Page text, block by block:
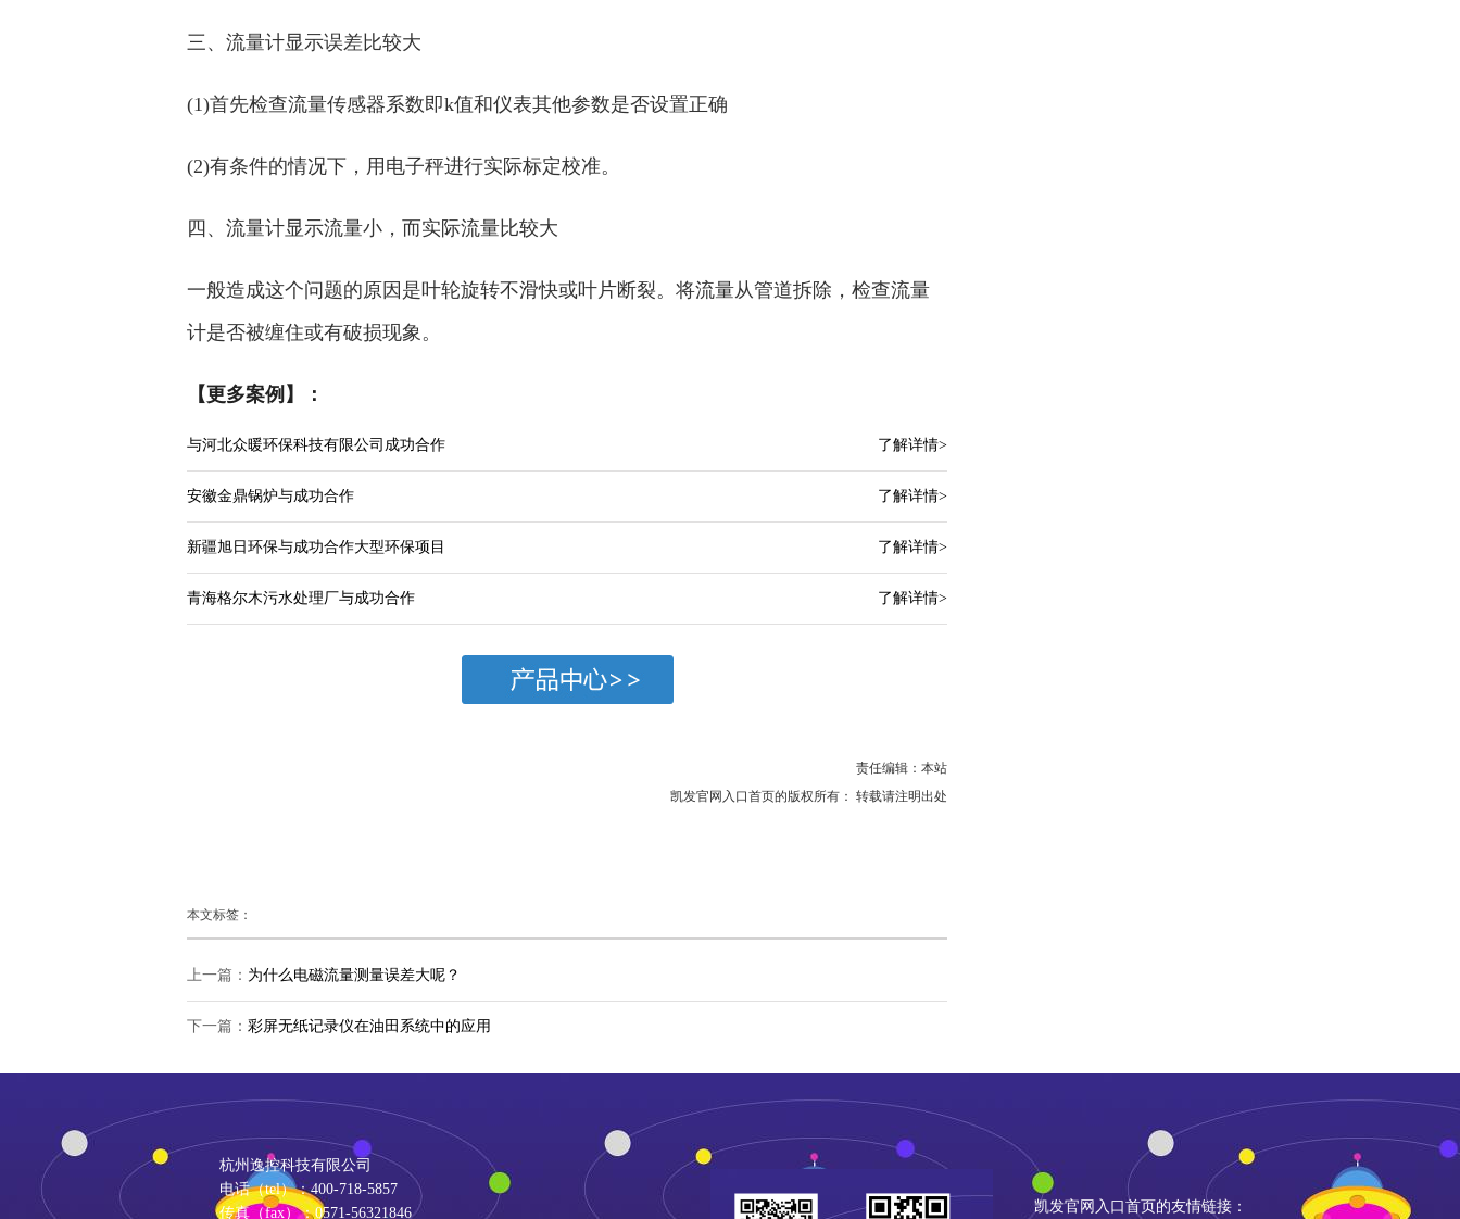
三、流量计显示误差比较大
(1)首先检查流量传感器系数即k值和仪表其他参数是否设置正确
(2)有条件的情况下，用电子秤进行实际标定校准。
四、流量计显示流量小，而实际流量比较大
一般造成这个问题的原因是叶轮旋转不滑快或叶片断裂。将流量从管道拆除，检查流量
计是否被缠住或有破损现象。
【更多案例】：
了解详情>
与河北众暖环保科技有限公司成功合作
了解详情>
安徽金鼎锅炉与成功合作
了解详情>
新疆旭日环保与成功合作大型环保项目
了解详情>
青海格尔木污水处理厂与成功合作
责任编辑：本站
凯发官网入口首页的版权所有： 转载请注明出处
本文标签：
上一篇： 为什么电磁流量测量误差大呢？
下一篇： 彩屏无纸记录仪在油田系统中的应用
杭州逸控科技有限公司
电话（tel）：400-718-5857
传真（fax）：0571-56321846
凯发官网入口首页的友情链接：